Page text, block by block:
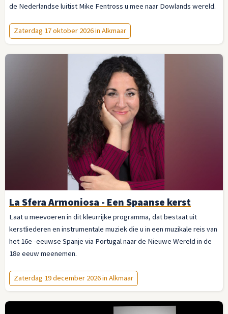
de Nederlandse luitist Mike Fentross u mee naar Dowlands wereld.
Zaterdag 17 oktober 2026 in Alkmaar
La Sfera Armoniosa - Een Spaanse kerst
Laat u meevoeren in dit kleurrijke programma, dat bestaat uit
kerstliederen en instrumentale muziek die u in een muzikale reis van
het 16e -eeuwse Spanje via Portugal naar de Nieuwe Wereld in de
18e eeuw meenemen.
Zaterdag 19 december 2026 in Alkmaar